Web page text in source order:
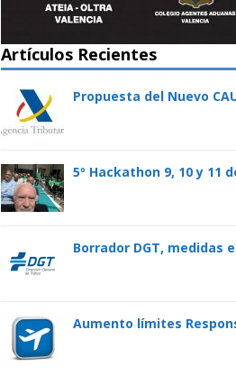
Artículos Recientes
Propuesta del Nuevo
5º Hackathon 9, 10 y 11
Borrador DGT, medidas
Aumento límites